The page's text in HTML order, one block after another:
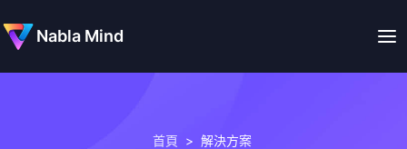
Nabla Mind
首頁 > 解決方案